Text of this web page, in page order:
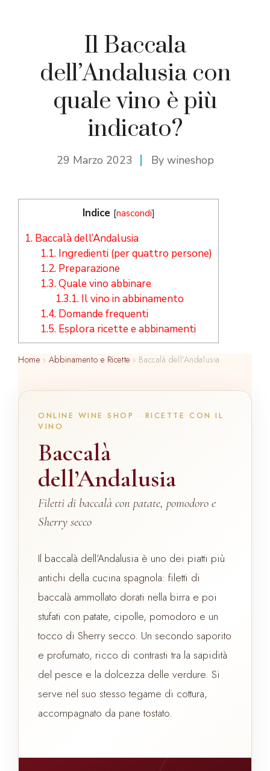
Il Baccala
dell’Andalusia con
quale vino è più
indicato?
29 Marzo 2023 By wineshop
Indice [nascondi]
1. Baccalà dell’Andalusia
1.1.Ingredienti (per quattro persone)
1.2.Preparazione
1.3.Quale vino abbinare
1.3.1. Il vino in abbinamento
1.4.Domande frequenti
1.5.Esplora ricette e abbinamenti
Home › Abbinamento e Ricette › Baccalà dell’Andalusia
ONLINE WINE SHOP · RICETTE CON IL
VINO
Baccalà
dell’Andalusia
Filetti di baccalà con patate, pomodoro e
Sherry secco
Il baccalà dell’Andalusia è uno dei piatti più
antichi della cucina spagnola: filetti di
baccalà ammollato dorati nella birra e poi
stufati con patate, cipolle, pomodoro e un
tocco di Sherry secco. Un secondo saporito
e profumato, ricco di contrasti tra la sapidità
del pesce e la dolcezza delle verdure. Si
serve nel suo stesso tegame di cottura,
accompagnato da pane tostato.